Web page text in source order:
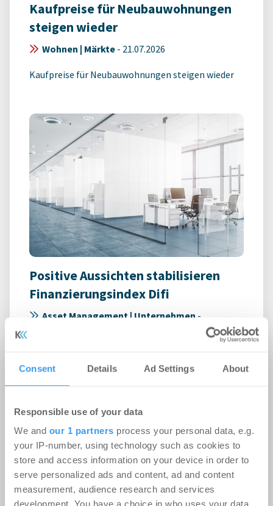
Consent Details Ad Settings About
Responsible use of your data
We and our 1 partners process your personal data, e.g.
your IP-number, using technology such as cookies to
store and access information on your device in order to
serve personalized ads and content, ad and content
measurement, audience research and services
Kaufpreise für Neubauwohnungen
steigen wieder
Wohnen | Märkte - 21.07.2026
Kaufpreise für Neubauwohnungen steigen wieder
Positive Aussichten stabilisieren
Finanzierungsindex Difi
Asset Management | Unternehmen -
Kreditnehmer